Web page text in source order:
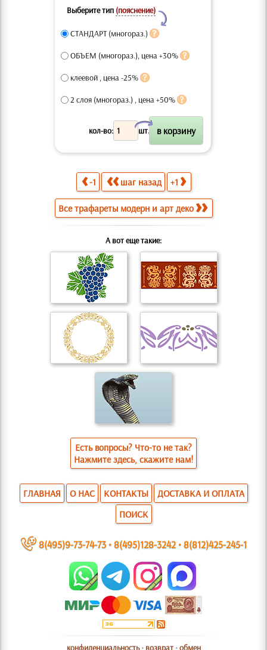
Выберите тип (пояснение)
Y
СТАНДАРТ (многораз.)
ОБЪЕМ (многораз.), цена +30%
клеевой , цена -25%
2 слоя (многораз.) , цена +50%
кол-во: шт.
X
-1 шаг назад +1
Все трафареты модерн и арт деко
А вот еще такие:
Есть вопросы? Что-то не так?
Нажмите здесь, скажите нам!
ГЛАВНАЯ О НАС КОНТАКТЫ
ДОСТАВКА И ОПЛАТА
ПОИСК
~ 8(495)9-73-74-73•8(495)128-3242•8(812)425-245-1
конфиденциальность• возврат•обмен